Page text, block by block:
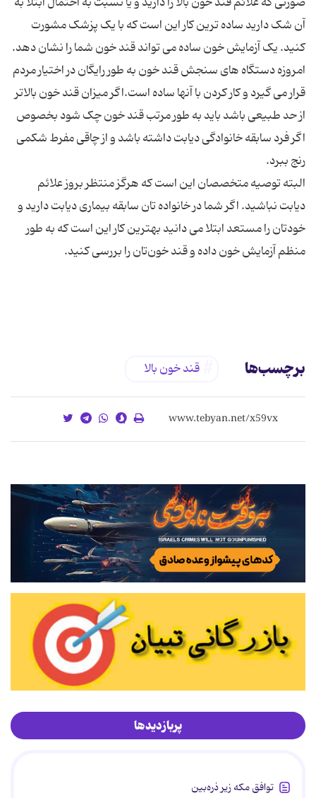
آن شک دارید ساده ترین کار این است که با یک پزشک مشورت
امروزه دستگاه های سنجش قند خون به طور رایگان در اختیار مردم
قرار می گیرد و کار کردن با آنها ساده است.اگر میزان قند خون بالاتر
از حد طبیعی باشد باید به طور مرتب قند خون چک شود بخصوص
اگر فرد سابقه خانوادگی دیابت داشته باشد و از چاقی مفرط شکمی
البته توصیه متخصصان این است که هرگز منتظر بروز علائم
دیابت نباشید. اگر شما در خانواده تان سابقه بیماری دیابت دارید و
خودتان را مستعد ابتلا می دانید بهترین کار این است که به طور
برچسب‌ها قند خون بالا
پربازدیدها
توافق مکه زیر ذره‌بین